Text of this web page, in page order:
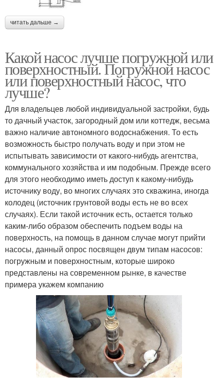
читать дальше →
Какой насос лучше погружной или
поверхностный. Погружной насос
или поверхностный насос, что
лучше?
Для владельцев любой индивидуальной застройки, будь
то дачный участок, загородный дом или коттедж, весьма
важно наличие автономного водоснабжения. То есть
возможность быстро получать воду и при этом не
испытывать зависимости от какого-нибудь агентства,
коммунального хозяйства и им подобным. Прежде всего
для этого необходимо иметь доступ к какому-нибудь
источнику воду, во многих случаях это скважина, иногда
колодец (источник грунтовой воды есть не во всех
случаях). Если такой источник есть, остается только
каким-либо образом обеспечить подъем воды на
поверхность, на помощь в данном случае могут прийти
насосы, данный опрос посвящен двум типам насосов:
погружным и поверхностным, которые широко
представлены на современном рынке, в качестве
примера укажем компанию